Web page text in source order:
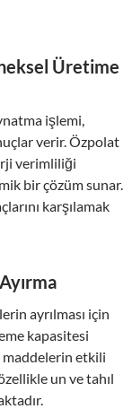
Üretime
işlemi,
verir. Özpolat
verimliliği
bir çözüm sunar.
karşılamak
ayrılması için
kapasitesi
etkili
un ve tahıl